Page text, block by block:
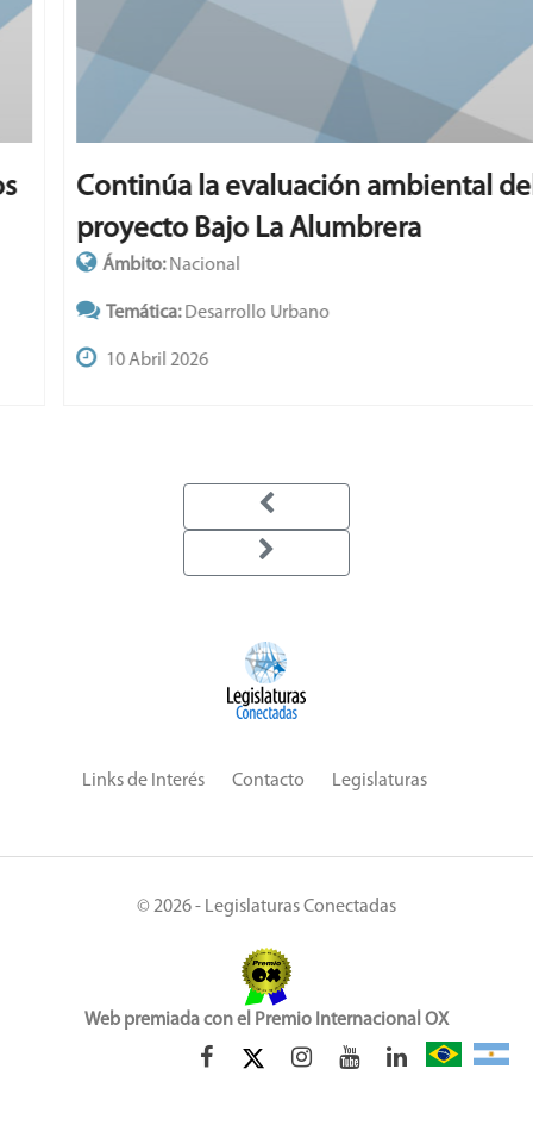
Continúa la evaluación ambiental del
proyecto Bajo La Alumbrera
Ámbito:Nacional
Temática:Desarrollo Urbano
10 Abril 2026
Links de Interés Contacto Legislaturas
© 2026 - Legislaturas Conectadas
Web premiada con el Premio Internacional OX